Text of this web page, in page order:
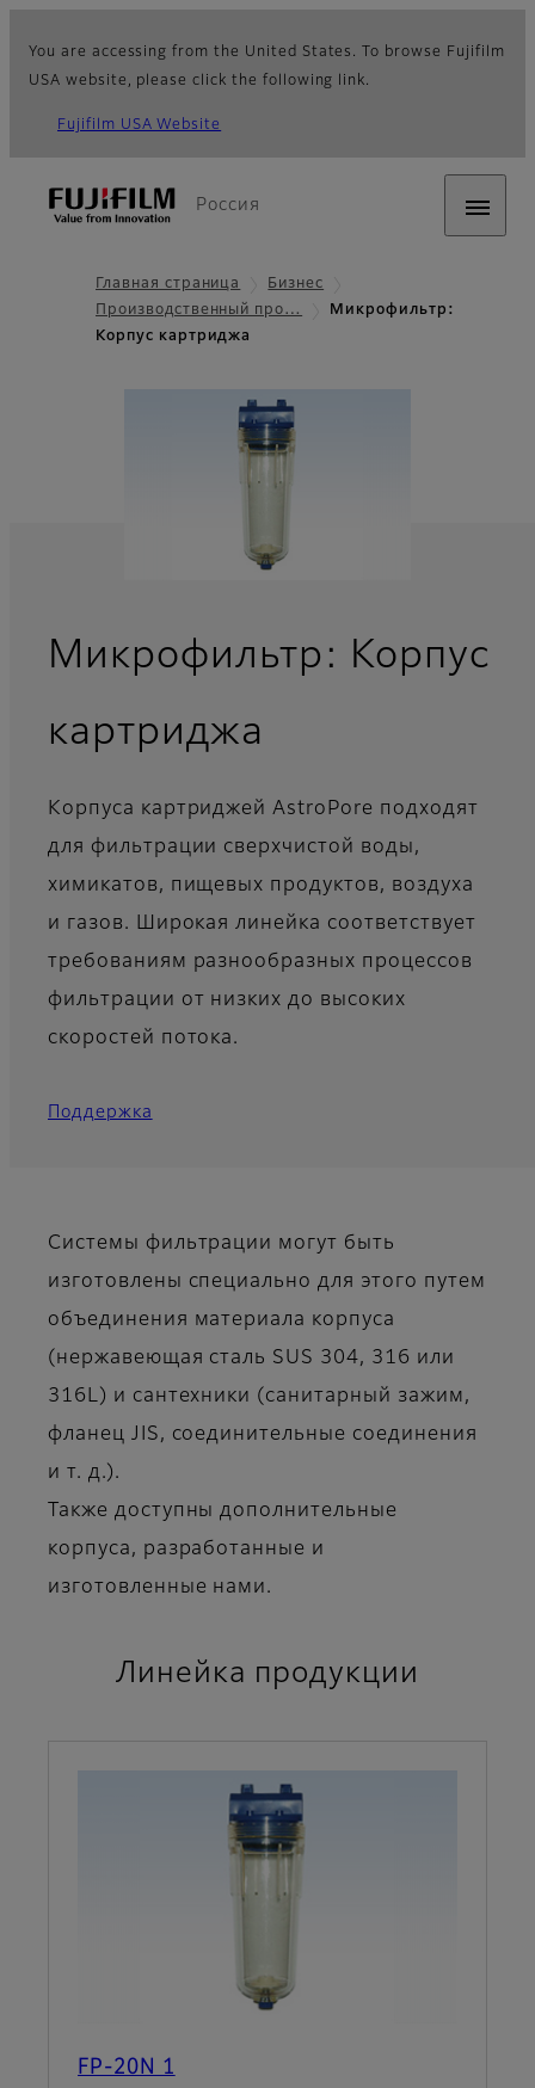
You are accessing from the United States. To browse Fujifilm
USA website, please click the following link.
Fujifilm USA Website
Россия
Главная страница
Бизнес
Производственный про…
Микрофильтр:
Корпус картриджа
Микрофильтр: Корпус
картриджа
Корпуса картриджей AstroPore подходят
для фильтрации сверхчистой воды,
химикатов, пищевых продуктов, воздуха
и газов. Широкая линейка соответствует
требованиям разнообразных процессов
фильтрации от низких до высоких
скоростей потока.
Поддержка
Системы фильтрации могут быть
изготовлены специально для этого путем
объединения материала корпуса
(нержавеющая сталь SUS 304, 316 или
316L) и сантехники (санитарный зажим,
фланец JIS, соединительные соединения
и т. д.).
Также доступны дополнительные
корпуса, разработанные и
изготовленные нами.
Линейка продукции
FP-20N 1